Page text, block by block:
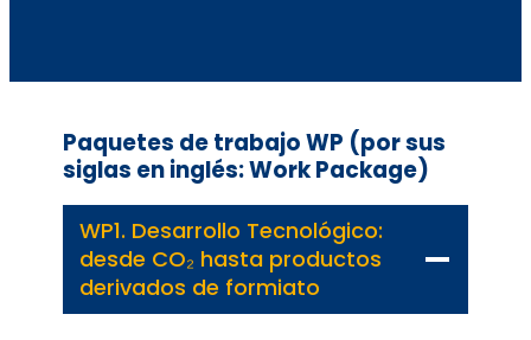
Paquetes de trabajo WP (por sus
siglas en inglés: Work Package)
WP1. Desarrollo Tecnológico:
desde CO₂ hasta productos
derivados de formiato